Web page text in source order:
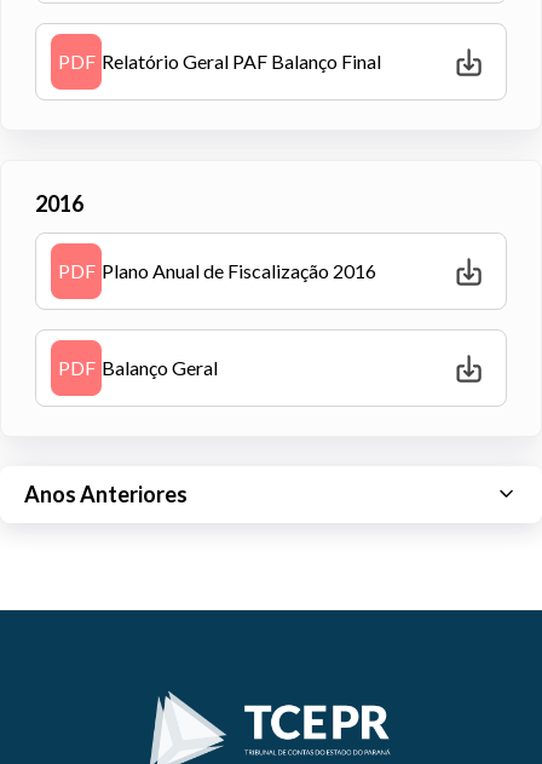
PDF Relatório Geral PAF Balanço Final
2016
PDF Plano Anual de Fiscalização 2016
PDF Balanço Geral
Anos Anteriores